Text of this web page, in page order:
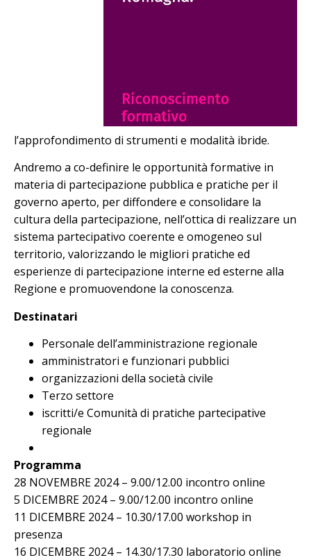
l’approfondimento di strumenti e modalità ibride.
Andremo a co-definire le opportunità formative in
materia di partecipazione pubblica e pratiche per il
governo aperto, per diffondere e consolidare la
cultura della partecipazione, nell’ottica di realizzare un
sistema partecipativo coerente e omogeneo sul
territorio, valorizzando le migliori pratiche ed
esperienze di partecipazione interne ed esterne alla
Regione e promuovendone la conoscenza.
Destinatari
Personale dell’amministrazione regionale
amministratori e funzionari pubblici
organizzazioni della società civile
Terzo settore
iscritti/e Comunità di pratiche partecipative
regionale
Programma
28 NOVEMBRE 2024 – 9.00/12.00 incontro online
5 DICEMBRE 2024 – 9.00/12.00 incontro online
11 DICEMBRE 2024 – 10.30/17.00 workshop in
presenza
16 DICEMBRE 2024 – 14.30/17.30 laboratorio online